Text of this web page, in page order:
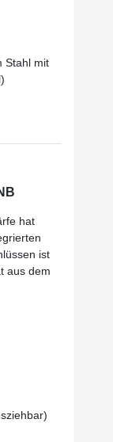
Stahl mit
hat
ist
aus dem